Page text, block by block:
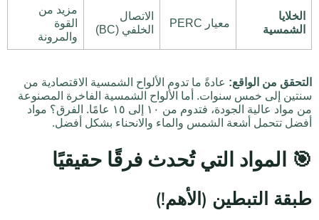
الخلايا
الشمسية
معيار PERC
الاتصال
الخلفي (BC)
مزيد من
القوة
والمرونة
التحقق من الواقع: عادةً ما تدوم الألواح الشمسية الاقتصادية من
سنتين إلى خمس سنوات. أما الألواح الشمسية الفاخرة المصنوعة
من مواد عالية الجودة، فتدوم من ١٠ إلى ١٥ عامًا. الفرق؟ مواد
أفضل تتحمل أشعة الشمس والماء والانحناء بشكل أفضل.
🎯 المواد التي تُحدث فرقًا حقيقيًا
طبقة التبطين (الأهم!)